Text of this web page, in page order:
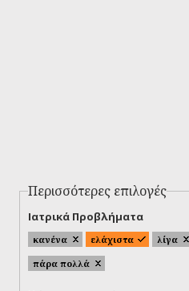
Περισσότερες επιλογές
Ιατρικά Προβλήματα
κανένα ελάχιστα λίγα
πάρα πολλά